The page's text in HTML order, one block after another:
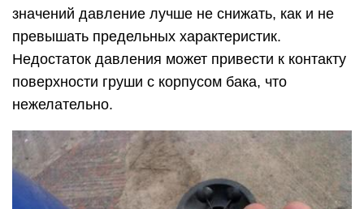
значений давление лучше не снижать, как и не
превышать предельных характеристик.
Недостаток давления может привести к контакту
поверхности груши с корпусом бака, что
нежелательно.